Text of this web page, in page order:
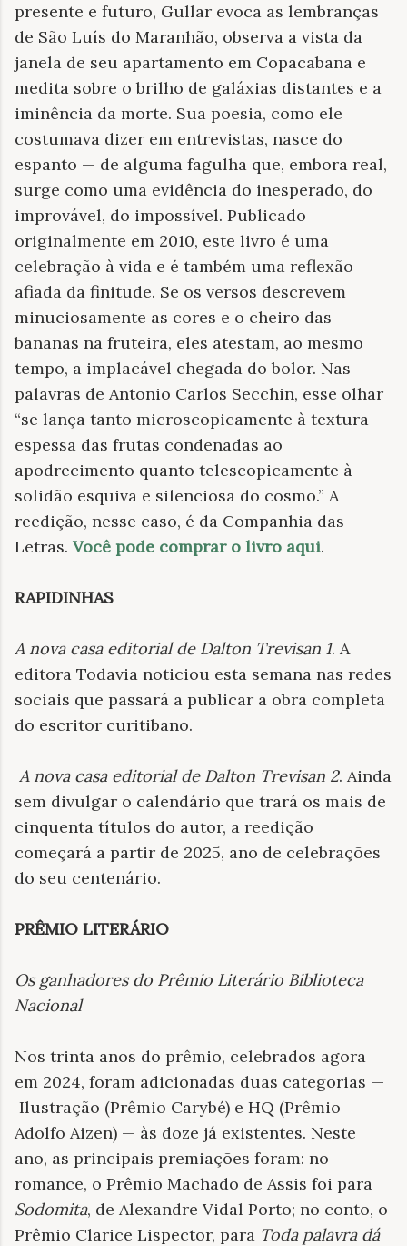
presente e futuro, Gullar evoca as lembranças
de São Luís do Maranhão, observa a vista da
janela de seu apartamento em Copacabana e
medita sobre o brilho de galáxias distantes e a
iminência da morte. Sua poesia, como ele
costumava dizer em entrevistas, nasce do
espanto — de alguma fagulha que, embora real,
surge como uma evidência do inesperado, do
improvável, do impossível. Publicado
originalmente em 2010, este livro é uma
celebração à vida e é também uma reflexão
afiada da finitude. Se os versos descrevem
minuciosamente as cores e o cheiro das
bananas na fruteira, eles atestam, ao mesmo
tempo, a implacável chegada do bolor. Nas
palavras de Antonio Carlos Secchin, esse olhar
“se lança tanto microscopicamente à textura
espessa das frutas condenadas ao
apodrecimento quanto telescopicamente à
solidão esquiva e silenciosa do cosmo.” A
reedição, nesse caso, é da Companhia das
Letras. Você pode comprar o livro aqui.
RAPIDINHAS
A nova casa editorial de Dalton Trevisan 1. A
editora Todavia noticiou esta semana nas redes
sociais que passará a publicar a obra completa
do escritor curitibano.
A nova casa editorial de Dalton Trevisan 2. Ainda
sem divulgar o calendário que trará os mais de
cinquenta títulos do autor, a reedição
começará a partir de 2025, ano de celebrações
do seu centenário.
PRÊMIO LITERÁRIO
Os ganhadores do Prêmio Literário Biblioteca
Nacional
Nos trinta anos do prêmio, celebrados agora
em 2024, foram adicionadas duas categorias —
Ilustração (Prêmio Carybé) e HQ (Prêmio
Adolfo Aizen) — às doze já existentes. Neste
ano, as principais premiações foram: no
romance, o Prêmio Machado de Assis foi para
Sodomita, de Alexandre Vidal Porto; no conto, o
Prêmio Clarice Lispector, para Toda palavra dá